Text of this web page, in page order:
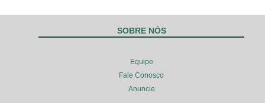
SOBRE NÓS
Equipe
Fale Conosco
Anuncie